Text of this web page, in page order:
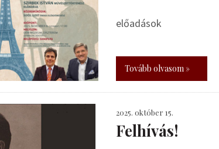
előadások
Tovább olvasom »
2025. október 15.
Felhívás!